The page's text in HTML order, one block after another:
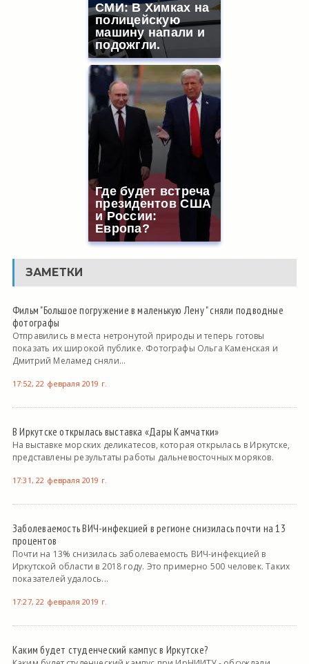
СМИ: В Химках на
полицейскую
машину напали и
подожгли.
Где будет встреча
президентов США
и России:
Европа?
ЗАМЕТКИ
Фильм "Большое погружение в маленькую Лену " сняли подводные
фотографы
Отправились в места нетронутой природы и теперь готовы
показать их широкой публике. Фотографы Ольга Каменская и
Дмитрий Меламед сняли...
17:52, 22 февраля 2019 г.
В Иркутске открылась выставка «Дары Камчатки»
На выставке морских деликатесов, которая открылась в Иркутске,
представлены результаты работы дальневосточных моряков.
17:31, 22 февраля 2019 г.
Заболеваемость ВИЧ-инфекцией в регионе снизилась почти на 13
процентов
Почти на 13% снизилась заболеваемость ВИЧ-инфекцией в
Иркутской области в 2018 году. Это примерно 500 человек. Таких
показателей удалось...
17:27, 22 февраля 2019 г.
Каким будет студенческий кампус в Иркутске?